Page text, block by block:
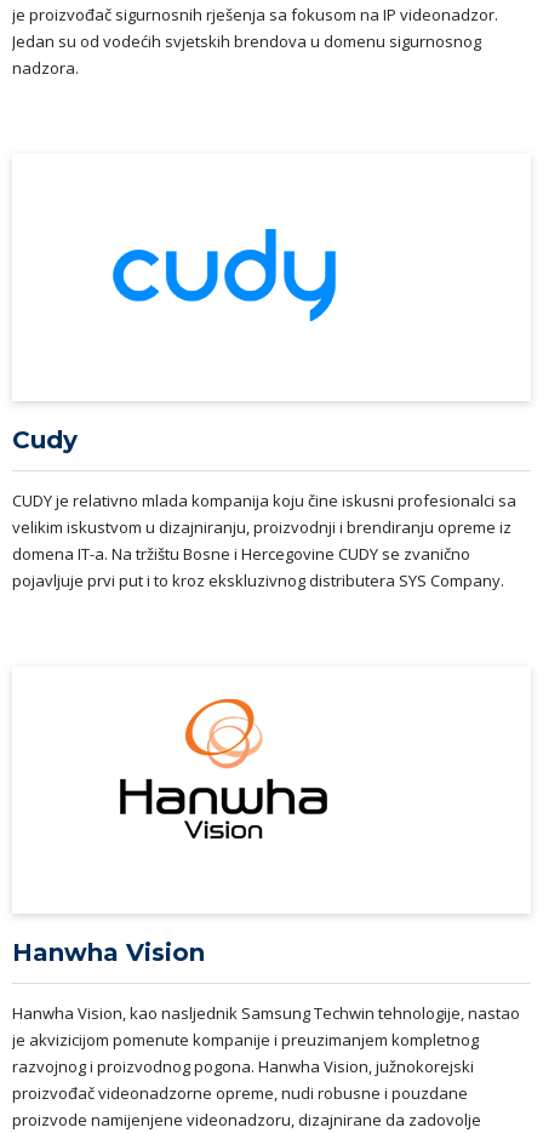
je proizvođač sigurnosnih rješenja sa fokusom na IP videonadzor.
Jedan su od vodećih svjetskih brendova u domenu sigurnosnog
nadzora.
Cudy
CUDY je relativno mlada kompanija koju čine iskusni profesionalci sa
velikim iskustvom u dizajniranju, proizvodnji i brendiranju opreme iz
domena IT-a. Na tržištu Bosne i Hercegovine CUDY se zvanično
pojavljuje prvi put i to kroz ekskluzivnog distributera SYS Company.
Hanwha Vision
Hanwha Vision, kao nasljednik Samsung Techwin tehnologije, nastao
je akvizicijom pomenute kompanije i preuzimanjem kompletnog
razvojnog i proizvodnog pogona. Hanwha Vision, južnokorejski
proizvođač videonadzorne opreme, nudi robusne i pouzdane
proizvode namijenjene videonadzoru, dizajnirane da zadovolje